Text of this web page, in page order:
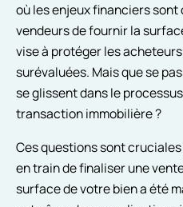
où les enjeux financiers
vendeurs de fournir la
vise à protéger les
surévaluées. Mais que se
se glissent dans le
transaction immobilière ?
Ces questions sont
en train de finaliser une
surface de votre bien a été